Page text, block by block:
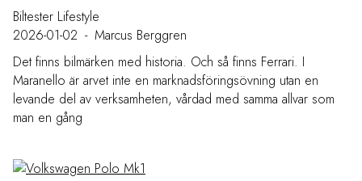
Biltester Lifestyle
2026-01-02 - Marcus Berggren
Det finns bilmärken med historia. Och så finns Ferrari. I
Maranello är arvet inte en marknadsföringsövning utan en
levande del av verksamheten, vårdad med samma allvar som
man en gång